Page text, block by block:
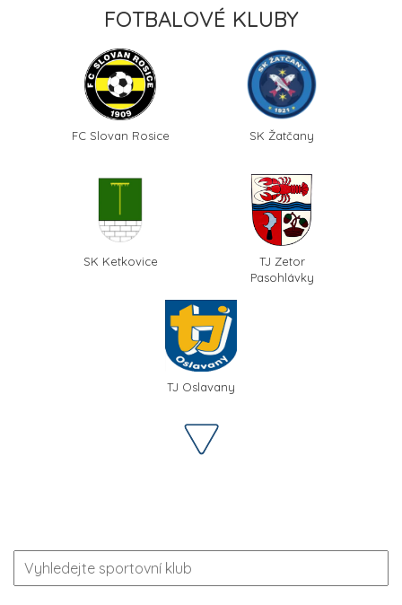
FOTBALOVÉ KLUBY
FC Slovan Rosice SK Žatčany
SK Ketkovice
TJ Zetor
Pasohlávky
TJ Oslavany